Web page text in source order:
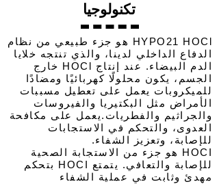
تكنولوجيا
HYPO21 HOCl هو جزء طبيعي من نظام
الدفاع الداخلي لدينا، والذي تنتجه خلايا
الدم البيضاء. عند إنتاج HOCl خارج
الجسم، يكون محلولًا كهربائيًا ومضادًا
للميكروبات يعمل على تعطيل مسببات
الأمراض مثل البكتيريا والفيروسات
والجراثيم والفطريات.يعمل على مكافحة
العدوى، والتحكم في الاستجابات
للإصابة، وتعزيز الشفاء.
HOCI هو جزء من الاستجابة الصحية
للإصابة والتعافي. يتمتع HOCI بتحكم
مهدئ وثابت في عملية الشفاء